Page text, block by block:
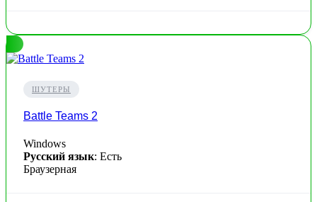
ШУТЕРЫ
Battle Teams 2
Windows
Русский язык: Есть
Браузерная